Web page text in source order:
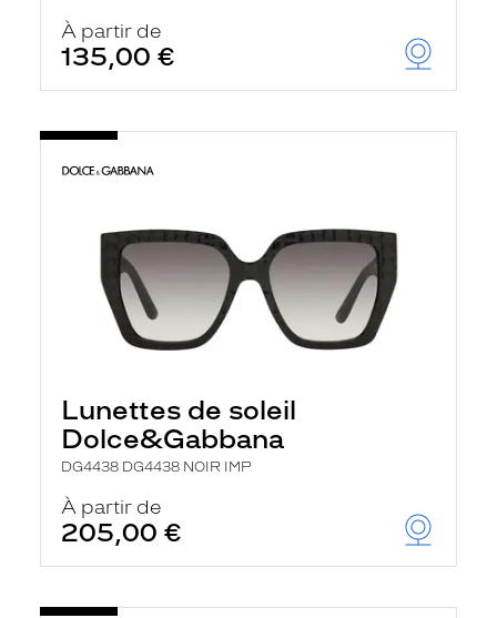
À partir de
135,00 €
Lunettes de soleil
Dolce&Gabbana
DG4438 DG4438 NOIR IMP
À partir de
205,00 €